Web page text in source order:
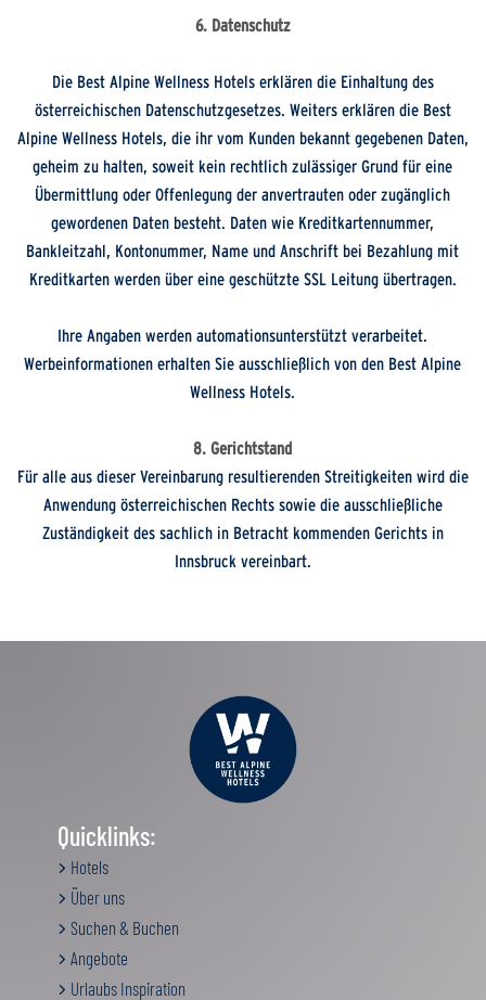
6. Datenschutz
Die Best Alpine Wellness Hotels erklären die Einhaltung des
österreichischen Datenschutzgesetzes. Weiters erklären die Best
Alpine Wellness Hotels, die ihr vom Kunden bekannt gegebenen Daten,
geheim zu halten, soweit kein rechtlich zulässiger Grund für eine
Übermittlung oder Offenlegung der anvertrauten oder zugänglich
gewordenen Daten besteht. Daten wie Kreditkartennummer,
Bankleitzahl, Kontonummer, Name und Anschrift bei Bezahlung mit
Kreditkarten werden über eine geschützte SSL Leitung übertragen.
Ihre Angaben werden automationsunterstützt verarbeitet.
Werbeinformationen erhalten Sie ausschließlich von den Best Alpine
Wellness Hotels.
8. Gerichtstand
Für alle aus dieser Vereinbarung resultierenden Streitigkeiten wird die
Anwendung österreichischen Rechts sowie die ausschließliche
Zuständigkeit des sachlich in Betracht kommenden Gerichts in
Innsbruck vereinbart.
Quicklinks:
Hotels
Über uns
Suchen & Buchen
Angebote
Urlaubs Inspiration